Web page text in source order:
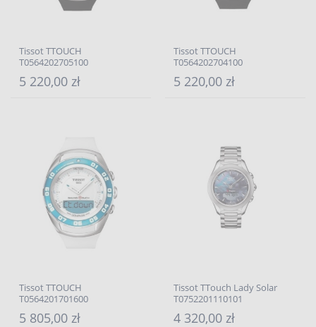
Tissot TTOUCH
T0564202705100
5 220,00 zł
Tissot TTOUCH
T0564202704100
5 220,00 zł
Tissot TTOUCH
T0564201701600
5 805,00 zł
Tissot TTouch Lady Solar
T0752201110101
4 320,00 zł